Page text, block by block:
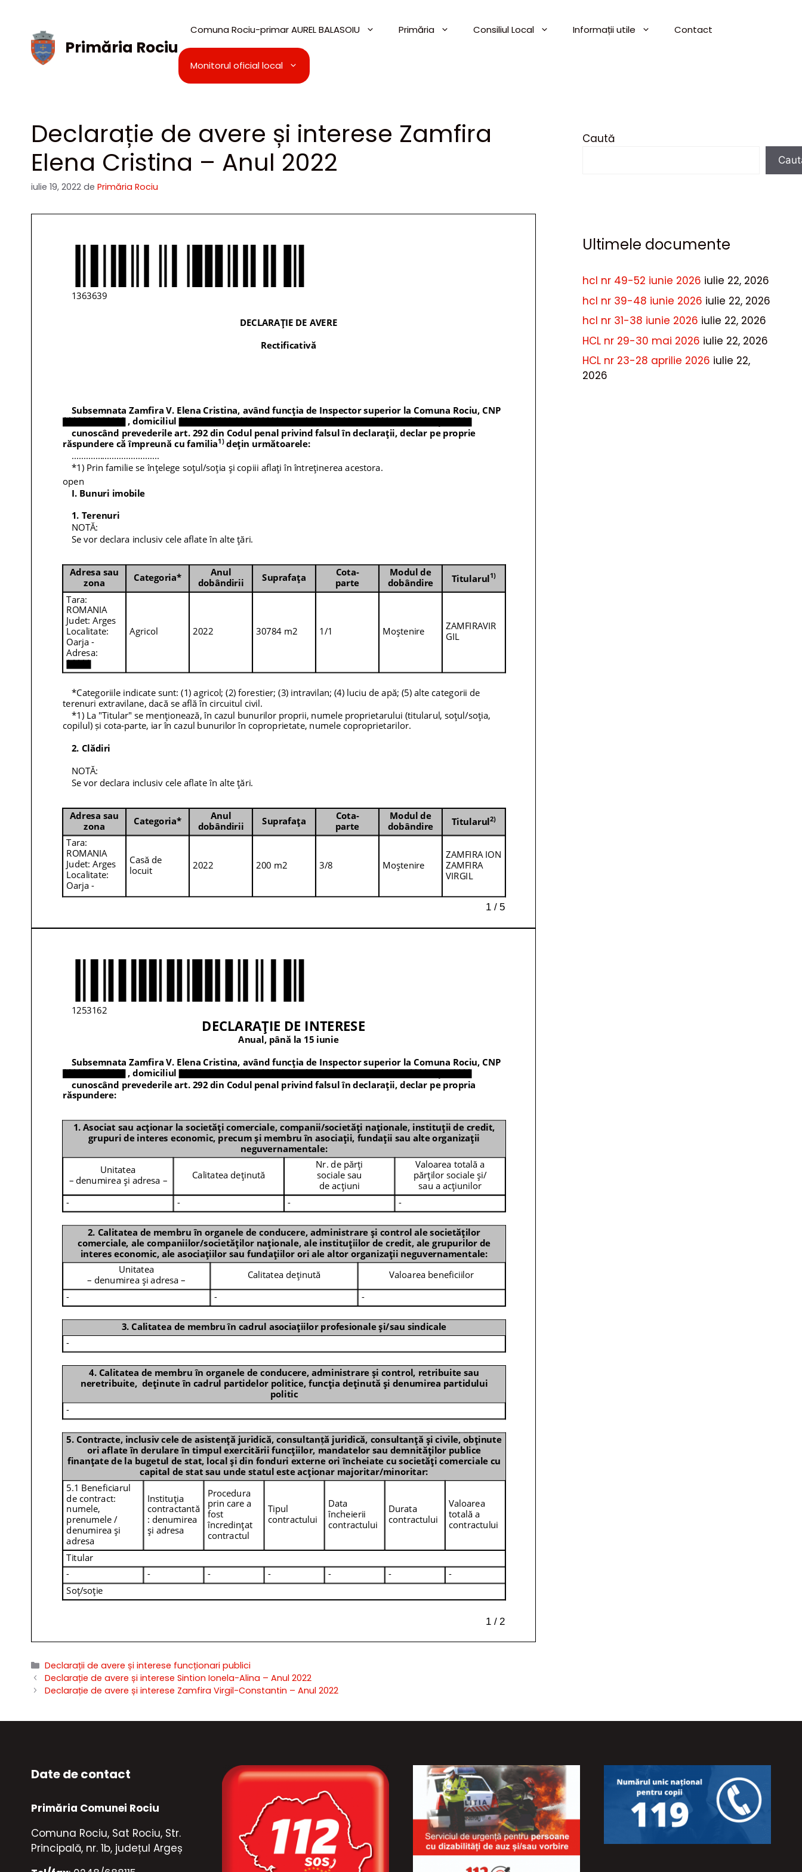
conținut
Primăria Rociu
Comuna Rociu-primar AUREL BALASOIU Primăria Consiliul Local Informații utile Contact
Monitorul oficial local
Declarație de avere și interese Zamfira
Elena Cristina – Anul 2022
iulie 19, 2022 de Primăria Rociu
Categorii
Declarații de avere și interese funcționari publici
Declarație de avere și interese Sintion Ionela-Alina – Anul 2022
Declarație de avere și interese Zamfira Virgil-Constantin – Anul 2022
Caută
Ultimele documente
hcl nr 49-52 iunie 2026 iulie 22, 2026
hcl nr 39-48 iunie 2026 iulie 22, 2026
hcl nr 31-38 iunie 2026 iulie 22, 2026
HCL nr 29-30 mai 2026 iulie 22, 2026
HCL nr 23-28 aprilie 2026 iulie 22,
2026
Date de contact
Primăria Comunei Rociu
Comuna Rociu, Sat Rociu, Str.
Principală, nr. 1b, județul Argeș